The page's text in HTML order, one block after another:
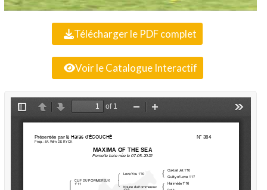
Télécharger le PDF complet
Voir le Catalogue Interactif